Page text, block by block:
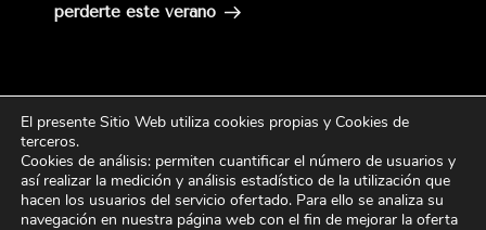
perderte este verano
Buscar
por:
Buscar
CATEGORÍAS
El presente Sitio Web utiliza cookies propias y Cookies de
terceros.
Cookies de análisis: permiten cuantificar el número de usuarios y
así realizar la medición y análisis estadístico de la utilización que
hacen los usuarios del servicio ofertado. Para ello se analiza su
navegación en nuestra página web con el fin de mejorar la oferta